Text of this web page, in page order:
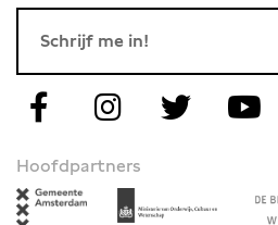
Hoofdpartners